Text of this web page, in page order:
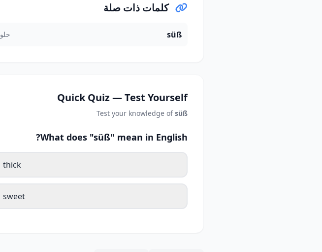
كلمات ذات صلة
süß حلو
Quick Quiz — Test Yourself
Test your knowledge ofsüß
What does "süß" mean in English?
thick
sweet